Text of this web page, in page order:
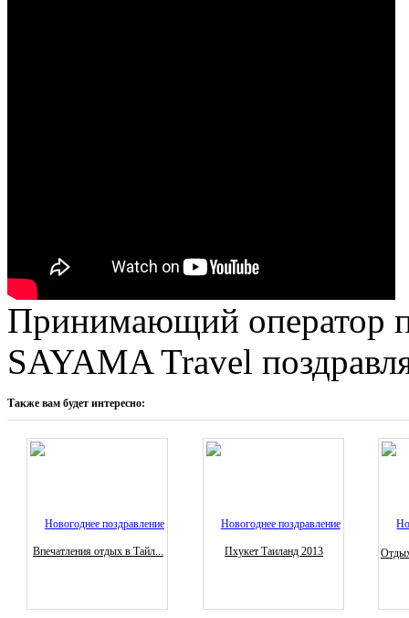
Принимающий оператор
SAYAMA Travel
Также вам будет интересно:
Впечатления отдых в Тайл... Пхукет Таиланд 2013